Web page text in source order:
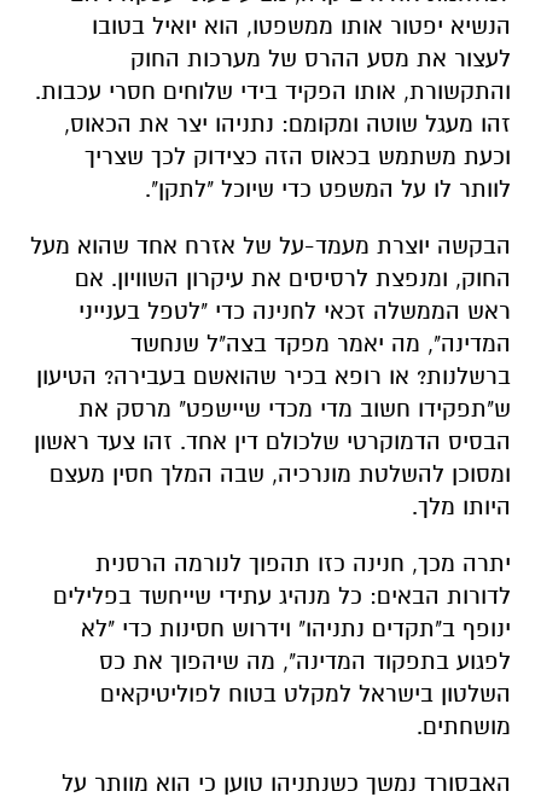
הנשיא יפטור אותו ממשפטו, הוא יואיל בטובו
לעצור את מסע ההרס של מערכות החוק
והתקשורת, אותו הפקיד בידי שלוחים חסרי עכבות.
זהו מעגל שוטה ומקומם: נתניהו יצר את הכאוס,
וכעת משתמש בכאוס הזה כצידוק לכך שצריך
לוותר לו על המשפט כדי שיוכל "לתקן".
הבקשה יוצרת מעמד-על של אזרח אחד שהוא מעל
החוק, ומנפצת לרסיסים את עיקרון השוויון. אם
ראש הממשלה זכאי לחנינה כדי "לטפל בענייני
המדינה", מה יאמר מפקד בצה"ל שנחשד
ברשלנות? או רופא בכיר שהואשם בעבירה? הטיעון
ש"תפקידו חשוב מדי מכדי שיישפט" מרסק את
הבסיס הדמוקרטי שלכולם דין אחד. זהו צעד ראשון
ומסוכן להשלטת מונרכיה, שבה המלך חסין מעצם
היותו מלך.
יתרה מכך, חנינה כזו תהפוך לנורמה הרסנית
לדורות הבאים: כל מנהיג עתידי שייחשד בפלילים
ינופף ב"תקדים נתניהו" וידרוש חסינות כדי "לא
לפגוע בתפקוד המדינה", מה שיהפוך את כס
השלטון בישראל למקלט בטוח לפוליטיקאים
מושחתים.
האבסורד נמשך כשנתניהו טוען כי הוא מוותר על